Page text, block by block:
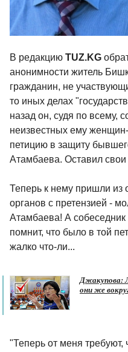
В редакцию TUZ.KG
анонимности житель
гражданин, не
то иных делах
назад он, судя по всему,
неизвестных ему
петицию в защиту
Атамбаева. Оставил
Теперь к нему пришли из
органов с претензией -
Атамбаева! А
помнит, что было в той
жалко что-ли...
Джакупова:
они же
"Теперь от меня требуют,